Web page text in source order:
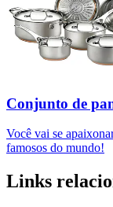
Conjunto de
Você vai se
famosos do mundo!
Links